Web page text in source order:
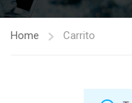
Home Carrito